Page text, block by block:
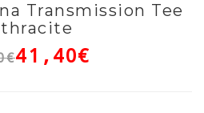
Transmission Tee
41,40€